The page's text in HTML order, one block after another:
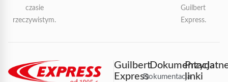
czasie
rzeczywistym.
Guilbert
Express.
Guilbert
Express
Dokumentacja
Dokumentacjalinki